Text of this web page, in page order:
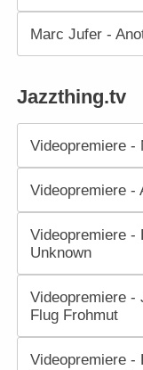
Marc Jufer -
Jazzthing.tv
Videopremiere -
Videopremiere -
Videopremiere -
Unknown
Videopremiere -
Flug Frohmut
Videopremiere -